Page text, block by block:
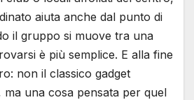
aiuta anche dal punto di
il gruppo si muove tra una
è più semplice. E alla fine
non il classico gadget
ma una cosa pensata per quel